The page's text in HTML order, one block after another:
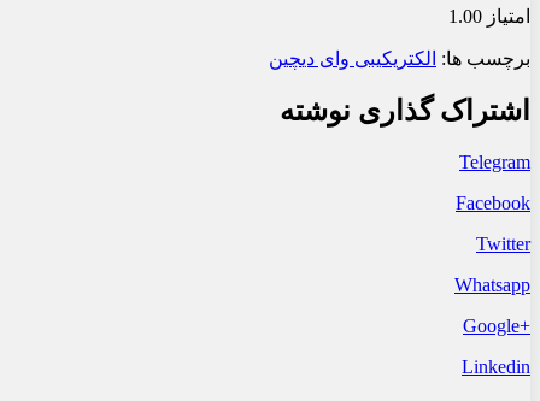
امتیاز 1.00
برچسب ها: الکتریکیبی وای دیچین
اشتراک گذاری نوشته
Telegram
Facebook
Twitter
Whatsapp
+Google
Linkedin